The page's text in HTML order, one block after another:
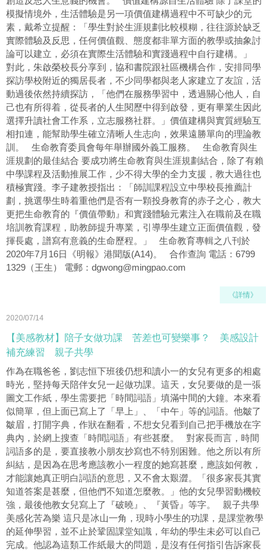
模擬情境外，生活體驗是另一項價值建構過程中不可缺少的元
素，戴希立提醒：「學生對於生涯規劃比較模糊，往往源於缺乏
實際體驗及反思，任何價值觀、態度都非單方面的教學或抽象討
論可以建立，必須在實際生活體驗和實踐過程中自行建構。」
對此，朱啟榮校長分享到，協和書院跟社區機構合作，安排同學
探訪學校附近的獨居長者，不少同學都與老人家建立了友誼，活
動過後依然持續探訪，「他們在服務學習中，透過關心他人，自
己也有所得着，從長者的人生閱歷中得到啟發，更有畢業生因此
選擇升讀社會工作系，立志服務社群。」價值建構與實質經驗互
相扣連，能幫助學生確立清晰人生志向，效果遠勝單向的理論教
訓。 生命教育委員會每年舉辦國外義工服務。 生命教育與生
涯規劃的最佳結合 要成功將生命教育與生涯規劃結合，除了有賴
中學課程及活動推展工作，少不得大學的全力支援，教大過往也
積極實踐。李子建教授指出：「師訓課程設立中學校長推薦計
劃，挑選學生時着重他們是否有一顆投身教育的赤子之心，教大
更把生命教育的『價值帶動』和實踐體驗元素注入在職前及在職
培訓教育課程，助教師提升專業，引導學生建立正面價值觀，發
揮長處，譜寫有意義的生命歷程。」 生命教育專輯之八刊於
2020年7月16日《明報》港聞版(A14)。 合作查詢 電話：6799
1329（王生） 電郵：dgwong@mingpao.com
《詳情》
2020/07/14
【美感教材】陪子女做功課 苦差也可變樂事？ 美感設計
補充練習 親子共學
作為在職爸爸，劉志恒下班後仍想和讀小一的女兒有更多的相處
時光，堅持每天陪伴女兒一起做功課。這天，女兒要做的是一張
圖文工作紙，學生需要把「時間詞語」填滿中間的大鐘。本來看
似簡單，但上面已寫上了「早上」、「中午」等的詞語。他皺了
皺眉，打開字典，作狀在翻看，不想女兒看到自己把手機放在字
典內，於網上搜查「時間詞語」有些甚麼。 對家長而言，時間
詞語多的是，要直接教小朋友抄寫也不特別困難。他之所以有所
糾結，是因為在思考應該教小一程度的她寫甚麼，應該如何教，
才能讓她真正明白詞語的意思，又不會太艱澀。「很多家長其實
知道答案是甚麼，但他們不知道怎麼教。」他的女兒學習動機較
強，最後他教女兒寫上了『破曉』、『黃昏』等字。 親子共學
美感化苦為樂 這只是冰山一角，現時小學生的功課，是課堂教學
的延伸學習，並不止於鞏固課堂知識，年幼的學生未必可以自己
完成。他認為這類工作紙最大的問題，是沒有任何指引告訴家長